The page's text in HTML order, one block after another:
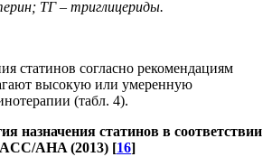
ТГ – триглицериды.
статинов согласно рекомендациям
высокую или умеренную
(табл. 4).
назначения статинов в соответствии
AHA (2013) [16]